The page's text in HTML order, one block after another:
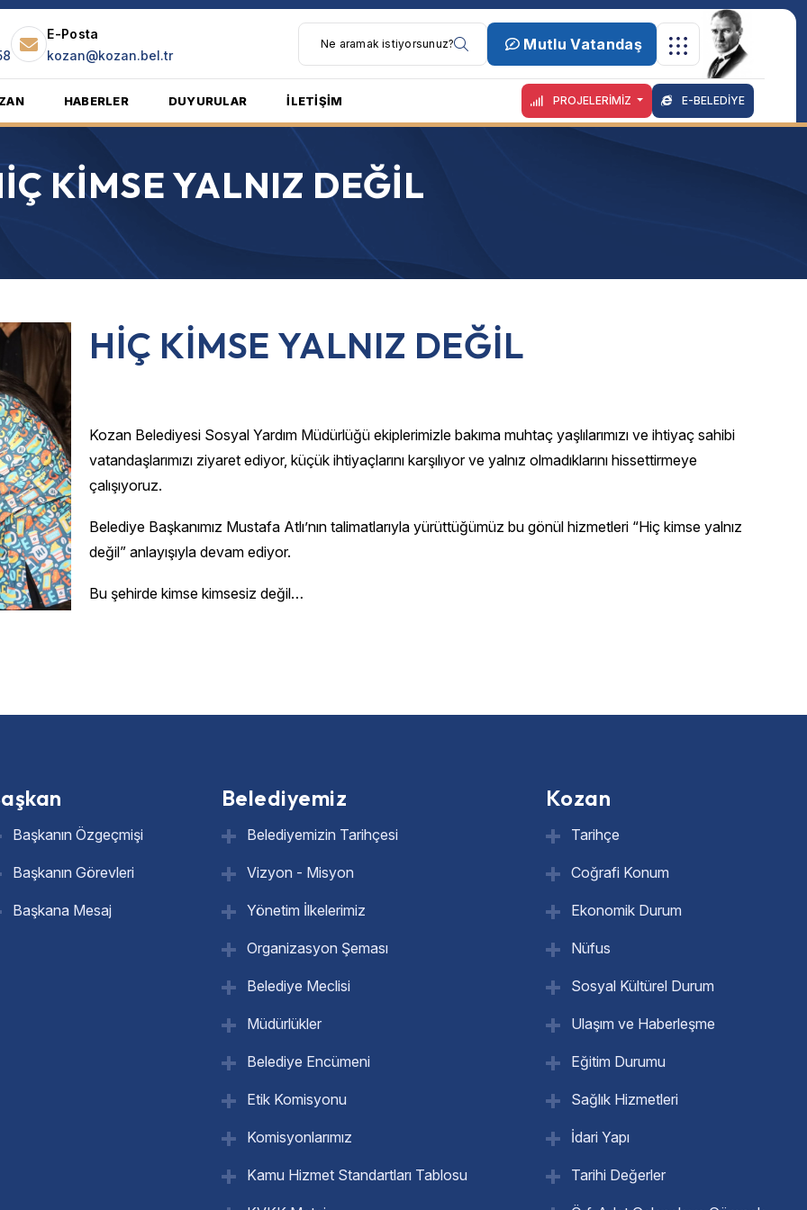
E-Posta
kozan@kozan.bel.tr
Mutlu Vatandaş
HABERLER DUYURULAR İLETİŞİM PROJELERİMİZ E-BELEDİYE
KİMSE YALNIZ DEĞİL
HİÇ KİMSE YALNIZ DEĞİL
Kozan Belediyesi Sosyal Yardım Müdürlüğü ekiplerimizle bakıma muhtaç yaşlılarımızı ve ihtiyaç sahibi
vatandaşlarımızı ziyaret ediyor, küçük ihtiyaçlarını karşılıyor ve yalnız olmadıklarını hissettirmeye
çalışıyoruz.
Belediye Başkanımız Mustafa Atlı’nın talimatlarıyla yürüttüğümüz bu gönül hizmetleri “Hiç kimse yalnız
değil” anlayışıyla devam ediyor.
Bu şehirde kimse kimsesiz değil…
Başkanın Özgeçmişi
Başkanın Görevleri
Başkana Mesaj
Belediyemiz
Belediyemizin Tarihçesi
Vizyon - Misyon
Yönetim İlkelerimiz
Organizasyon Şeması
Belediye Meclisi
Müdürlükler
Belediye Encümeni
Etik Komisyonu
Komisyonlarımız
Kamu Hizmet Standartları Tablosu
Kozan
Tarihçe
Coğrafi Konum
Ekonomik Durum
Nüfus
Sosyal Kültürel Durum
Ulaşım ve Haberleşme
Eğitim Durumu
Sağlık Hizmetleri
İdari Yapı
Tarihi Değerler